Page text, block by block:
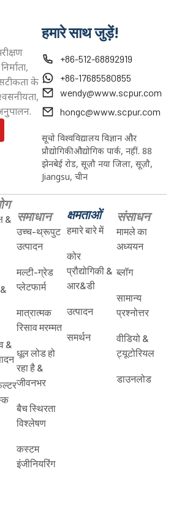
के
हमारे साथ जुड़ें!
+86-512-68892919
+86-17685580855
wendy@www.scpur.com
hongc@www.scpur.com
सूचो विश्वविद्यालय विज्ञान और
प्रौद्योगिकी औद्योगिक पार्क, नहीं. 88
झेनबेई रोड, सूज़ौ नया जिला, सूज़ौ,
Jiangsu, चीन
&
&
समाधान
उच्च-थ्रूपुट
उत्पादन
मल्टी-ग्रेड
प्लेटफार्म
मात्रात्मक
रिसाव मरम्मत
धूल लोड हो
रहा है &
जीवनभर
बैच स्थिरता
विश्लेषण
कस्टम
इंजीनियरिंग
क्षमताओं
हमारे बारे में
कोर
प्रौद्योगिकी &
आर&डी
उत्पादन
समर्थन
संसाधन
मामले का
अध्ययन
ब्लॉग
सामान्य
प्रश्नोत्तर
वीडियो &
ट्यूटोरियल
डाउनलोड